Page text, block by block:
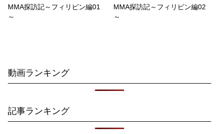
MMA探訪記～フィリピン編01
～
MMA探訪記～フィリピン編02
～
動画ランキング
記事ランキング